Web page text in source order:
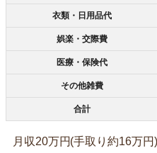
衣類・日用品代
娯楽・交際費
医療・保険代
その他雑費
合計
月収20万円(手取り約16万